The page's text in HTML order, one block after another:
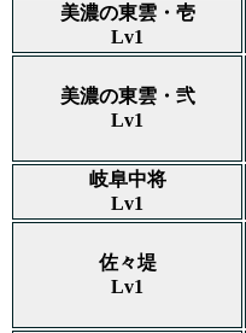
美濃の東雲・壱
Lv1
美濃の東雲・弐
Lv1
岐阜中将
Lv1
佐々堤
Lv1